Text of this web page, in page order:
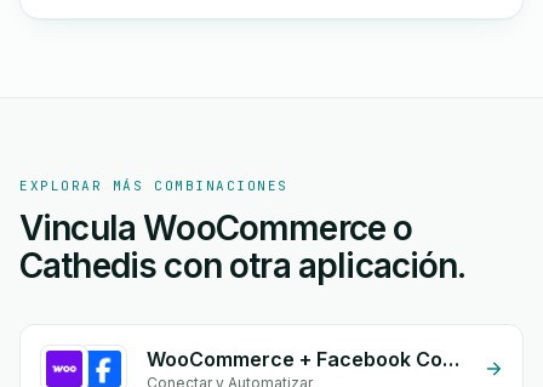
EXPLORAR MÁS COMBINACIONES
Vincula WooCommerce o
Cathedis con otra aplicación.
WooCommerce + Facebook Comments
Conectar y Automatizar